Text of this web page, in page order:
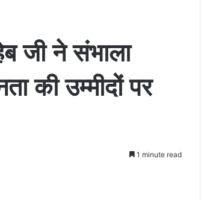
जी ने संभाला
की उम्मीदों पर
1 minute read